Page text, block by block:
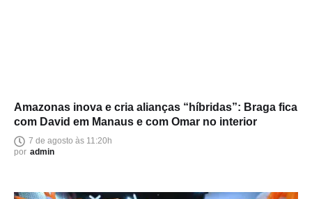
Amazonas inova e cria alianças “híbridas”: Braga fica
com David em Manaus e com Omar no interior
7 de agosto às 11:20h
por admin